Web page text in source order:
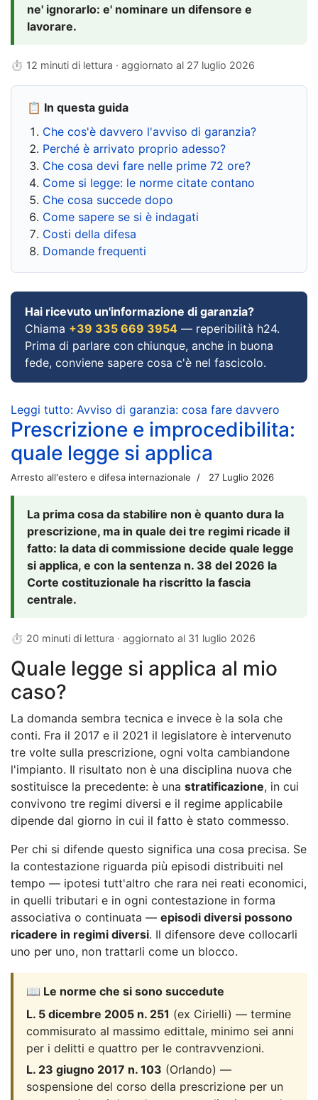
ne' ignorarlo: e' nominare un difensore e
lavorare.
⏱ 12 minuti di lettura · aggiornato al 27 luglio 2026
📋 In questa guida
Che cos'è davvero l'avviso di garanzia?
Perché è arrivato proprio adesso?
Che cosa devi fare nelle prime 72 ore?
Come si legge: le norme citate contano
Che cosa succede dopo
Come sapere se si è indagati
Costi della difesa
Domande frequenti
Hai ricevuto un'informazione di garanzia?
Chiama +39 335 669 3954 — reperibilità h24.
Prima di parlare con chiunque, anche in buona
fede, conviene sapere cosa c'è nel fascicolo.
Leggi tutto: Avviso di garanzia: cosa fare davvero
Prescrizione e improcedibilita:
quale legge si applica
Arresto all'estero e difesa internazionale 27 Luglio 2026
La prima cosa da stabilire non è quanto dura la
prescrizione, ma in quale dei tre regimi ricade il
fatto: la data di commissione decide quale legge
si applica, e con la sentenza n. 38 del 2026 la
Corte costituzionale ha riscritto la fascia
centrale.
⏱ 20 minuti di lettura · aggiornato al 31 luglio 2026
Quale legge si applica al mio
caso?
La domanda sembra tecnica e invece è la sola che
conti. Fra il 2017 e il 2021 il legislatore è intervenuto
tre volte sulla prescrizione, ogni volta cambiandone
l'impianto. Il risultato non è una disciplina nuova che
sostituisce la precedente: è una stratificazione, in cui
convivono tre regimi diversi e il regime applicabile
dipende dal giorno in cui il fatto è stato commesso.
Per chi si difende questo significa una cosa precisa. Se
la contestazione riguarda più episodi distribuiti nel
tempo — ipotesi tutt'altro che rara nei reati economici,
in quelli tributari e in ogni contestazione in forma
associativa o continuata — episodi diversi possono
ricadere in regimi diversi. Il difensore deve collocarli
uno per uno, non trattarli come un blocco.
📖 Le norme che si sono succedute
L. 5 dicembre 2005 n. 251 (ex Cirielli) — termine
commisurato al massimo edittale, minimo sei anni
per i delitti e quattro per le contravvenzioni.
L. 23 giugno 2017 n. 103 (Orlando) —
sospensione del corso della prescrizione per un